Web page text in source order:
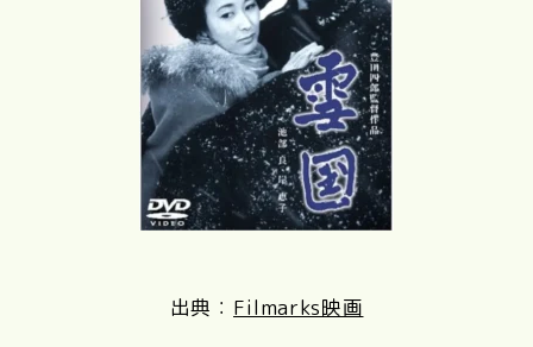
出典： Filmarks映画